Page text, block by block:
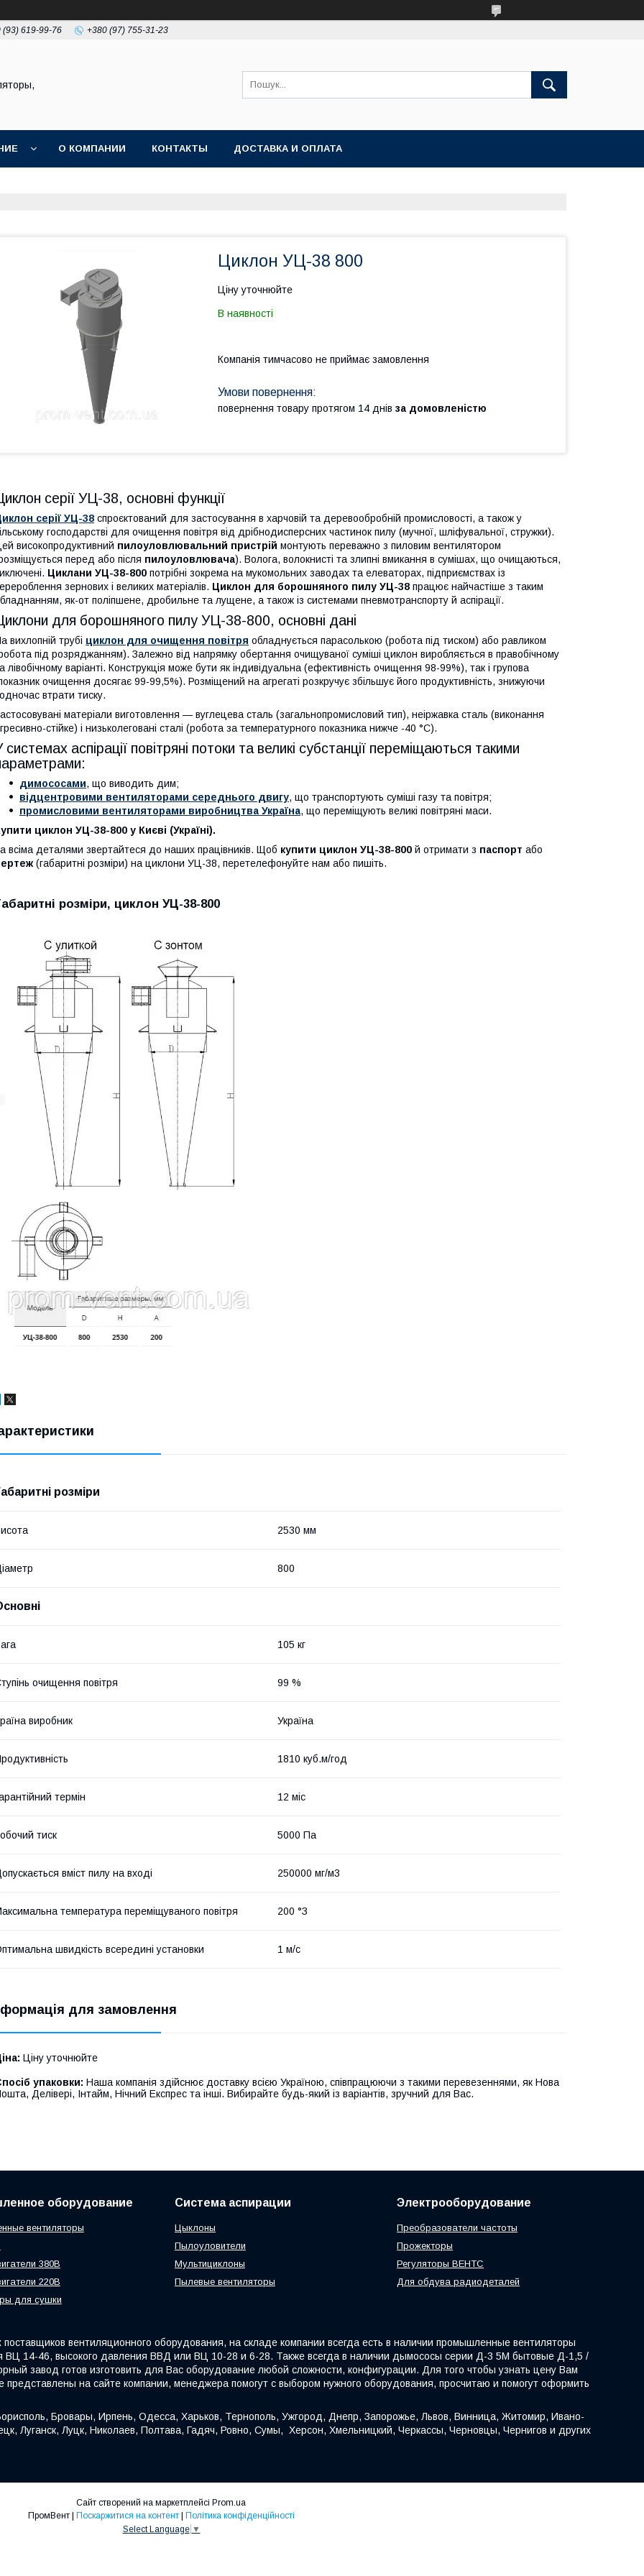
(93) 619-99-76 +380 (97) 755-31-23
О КОМПАНИИ КОНТАКТЫ ДОСТАВКА И ОПЛАТА
Циклон УЦ-38 800
Ціну уточнюйте
В наявності
Компанія тимчасово не приймає замовлення
повернення товару протягом 14 днів за домовленістю
серії УЦ-38, основні функції
серії УЦ-38 спроєктований для застосування в харчовій та деревообробній промисловості, а також у
господарстві для очищення повітря від дрібнодисперсних частинок пилу (мучної, шліфувальної, стружки).
високопродуктивний пилоуловлювальний пристрій монтують переважно з пиловим вентилятором
перед або після пилоуловлювача). Волога, волокнисті та злипні вмикання в сумішах, що очищаються,
Циклани УЦ-38-800 потрібні зокрема на мукомольних заводах та елеваторах, підприємствах із
зернових і великих матеріалів. Циклон для борошняного пилу УЦ-38 працює найчастіше з таким
як-от поліпшене, дробильне та лущене, а також із системами пневмотранспорту й аспірації.
для борошняного пилу УЦ-38-800, основні дані
вихлопній трубі циклон для очищення повітря обладнується парасолькою (робота під тиском) або равликом
під розряджанням). Залежно від напрямку обертання очищуваної суміші циклон виробляється в правобічному
лівобічному варіанті. Конструкція може бути як індивідуальна (ефективність очищення 98-99%), так і групова
очищення досягає 99-99,5%). Розміщений на агрегаті розкручує збільшує його продуктивність, знижуючи
втрати тиску.
матеріали виготовлення — вуглецева сталь (загальнопромисловий тип), неіржавка сталь (виконання
стійке) і низьколеговані сталі (робота за температурного показника нижче -40 °C).
системах аспірації повітряні потоки та великі субстанції переміщаються такими
димососами, що виводить дим;
відцентровими вентиляторами середнього двигу, що транспортують суміші газу та повітря;
промисловими вентиляторами виробництва Україна, що переміщують великі повітряні маси.
циклон УЦ-38-800 у Києві (Україні).
всіма деталями звертайтеся до наших працівників. Щоб купити циклон УЦ-38-800 й отримати з паспорт або
(габаритні розміри) на циклони УЦ-38, перетелефонуйте нам або пишіть.
розміри, циклон УЦ-38-800
розміри
2530 мм
800
105 кг
очищення повітря 99 %
виробник Україна
1810 куб.м/год
термін 12 міс
тиск 5000 Па
вміст пилу на вході 250000 мг/м3
температура переміщуваного повітря 200 °З
швидкість всередині установки 1 м/с
для замовлення
Ціну уточнюйте
упаковки: Наша компанія здійснює доставку всією Україною, співпрацюючи з такими перевезеннями, як Нова
Делівері, Інтайм, Нічний Експрес та інші. Вибирайте будь-який із варіантів, зручний для Вас.
оборудование
вентиляторы
380В
220В
для сушки
Система аспирации
Цыклоны
Пылоуловители
Мультициклоны
Пылевые вентиляторы
Электрооборудование
Преобразователи частоты
Прожекторы
Регуляторы ВЕНТС
Для обдува радиодеталей
вентиляционного оборудования, на складе компании всегда есть в наличии промышленные вентиляторы
ВЦ 14-46, высокого давления ВВД или ВЦ 10-28 и 6-28. Также всегда в наличии дымососы серии Д-3 5М бытовые Д-1,5 /
завод готов изготовить для Вас оборудование любой сложности, конфигурации. Для того чтобы узнать цену Вам
на сайте компании, менеджера помогут с выбором нужного оборудования, просчитаю и помогут оформить
Бровары, Ирпень, Одесса, Харьков, Тернополь, Ужгород, Днепр, Запорожье, Львов, Винница, Житомир, Ивано-
Луганск, Луцк, Николаев, Полтава, Гадяч, Ровно, Сумы, Херсон, Хмельницкий, Черкассы, Черновцы, Чернигов и других
Сайт створений на маркетплейсі Prom.ua
ПромВент | Поскаржитися на контент | Політика конфіденційності
Select Language ▼